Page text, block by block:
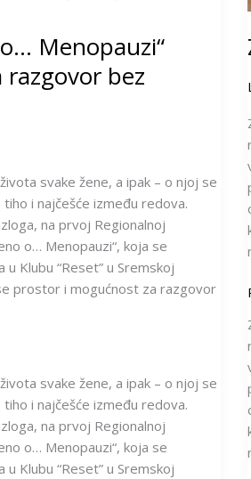
Menopauzi“
razgovor bez
svake žene, a ipak – o njoj se
i najčešće između redova.
na prvoj Regionalnoj
o… Menopauzi“, koja se
u Klubu “Reset” u Sremskoj
prostor i mogućnost za razgovor
svake žene, a ipak – o njoj se
i najčešće između redova.
na prvoj Regionalnoj
o… Menopauzi“, koja se
u Klubu “Reset” u Sremskoj